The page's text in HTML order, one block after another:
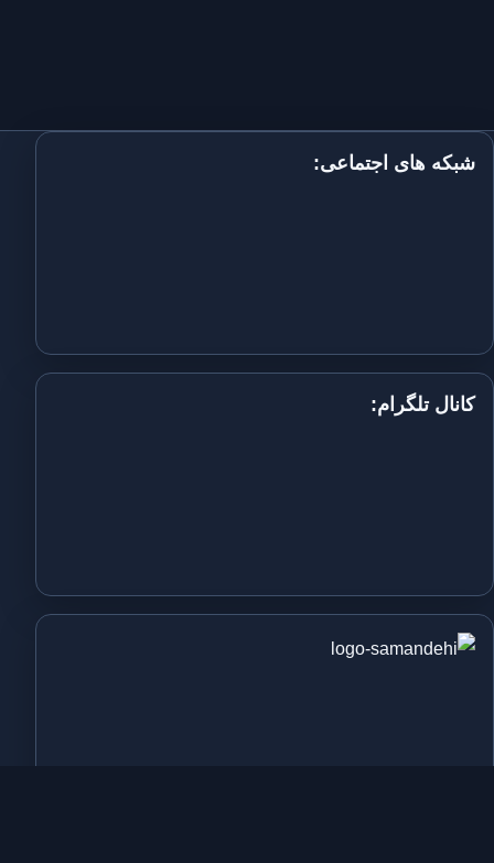
شبکه های اجتماعی:
کانال تلگرام: